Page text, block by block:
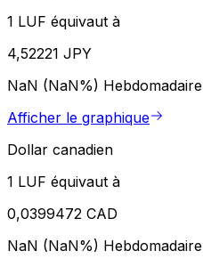
1 LUF équivaut à
4,52221 JPY
NaN (NaN%) Hebdomadaire
Afficher le graphique
Dollar canadien
1 LUF équivaut à
0,0399472 CAD
NaN (NaN%) Hebdomadaire